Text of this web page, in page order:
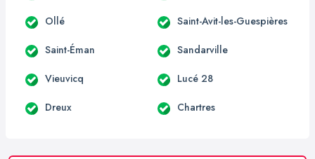
Ollé Saint-Avit-les-Guespières
Saint-Éman Sandarville
Vieuvicq Lucé 28
Dreux Chartres